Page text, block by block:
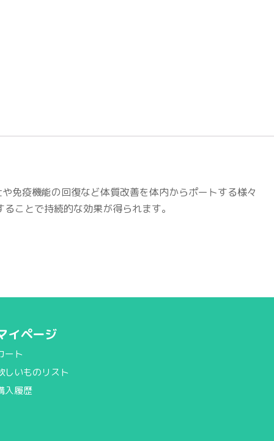
免疫機能の回復など体質改善を体内からポートする様々
ことで持続的な効果が得られます。
イページ
ート
しいものリスト
入履歴